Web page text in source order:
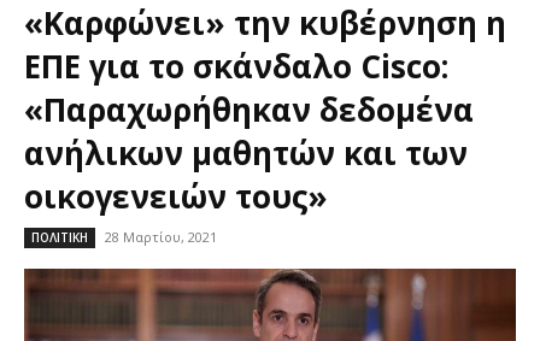
«Καρφώνει» την κυβέρνηση η
ΕΠΕ για το σκάνδαλο Cisco:
«Παραχωρήθηκαν δεδομένα
ανήλικων μαθητών και των
οικογενειών τους»
ΠΟΛΙΤΙΚΗ 28 Μαρτίου, 2021